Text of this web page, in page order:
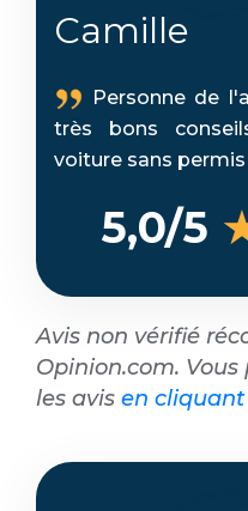
Camille
Personne de
très bons
voiture sans permis
5,0/5
Avis non vérifié
Opinion.com.
les avis en